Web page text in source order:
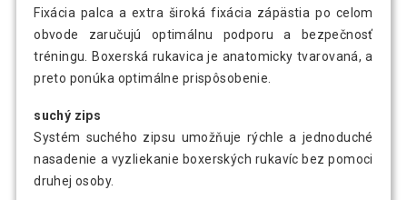
Fixácia palca a extra široká fixácia zápästia po celom
obvode zaručujú optimálnu podporu a bezpečnosť
tréningu. Boxerská rukavica je anatomicky tvarovaná, a
preto ponúka optimálne prispôsobenie.
suchý zips
Systém suchého zipsu umožňuje rýchle a jednoduché
nasadenie a vyzliekanie boxerských rukavíc bez pomoci
druhej osoby.